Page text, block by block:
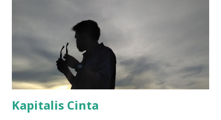
tanggal 10 Juli 2025, sampai saat tulisan ini dibuat film sore
telah ditonton lebih dari 1.000.000 orang dibioskop dan
diprediksi akan terus bertambah karena respon postif dari
masyarakat. Film sore istri dari masa depan bercerita
tentang kisah sore d...
Kapitalis Cinta